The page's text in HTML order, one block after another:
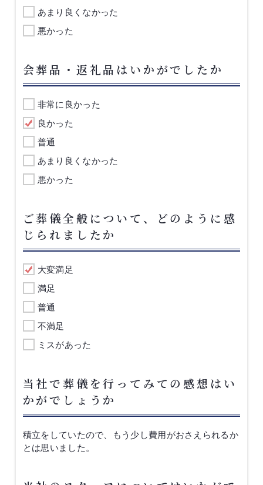
あまり良くなかった
悪かった
会葬品・返礼品はいかがでしたか
非常に良かった
良かった
普通
あまり良くなかった
悪かった
ご葬儀全般について、どのように感
じられましたか
大変満足
満足
普通
不満足
ミスがあった
当社で葬儀を行ってみての感想はい
かがでしょうか
積立をしていたので、もう少し費用がおさえられるか
とは思いました。